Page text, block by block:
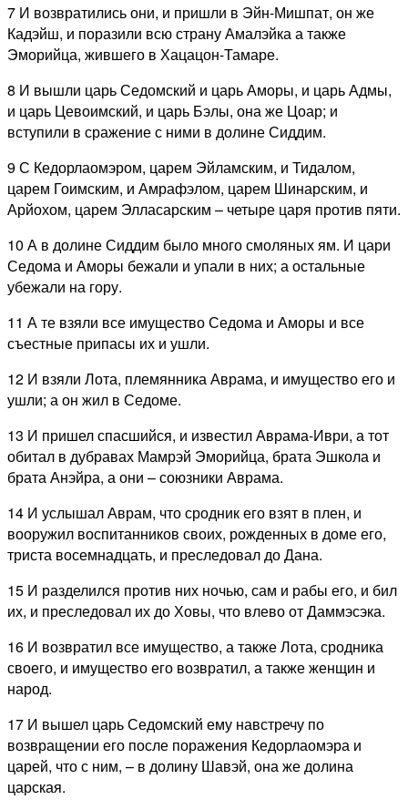
7 И возвратились они, и пришли в Эйн-Мишпат, он же
Кадэйш, и поразили всю страну Амалэйка а также
Эморийца, жившего в Хацацон-Тамаре.
8 И вышли царь Седомский и царь Аморы, и царь Адмы,
и царь Цевоимский, и царь Бэлы, она же Цоар; и
вступили в сражение с ними в долине Сиддим.
9 С Кедорлаомэром, царем Эйламским, и Тидалом,
царем Гоимским, и Амрафэлом, царем Шинарским, и
Арйохом, царем Элласарским – четыре царя против пяти.
10 А в долине Сиддим было много смоляных ям. И цари
Седома и Аморы бежали и упали в них; а остальные
убежали на гору.
11 А те взяли все имущество Седома и Аморы и все
съестные припасы их и ушли.
12 И взяли Лота, племянника Аврама, и имущество его и
ушли; а он жил в Седоме.
13 И пришел спасшийся, и известил Аврама-Иври, а тот
обитал в дубравах Мамрэй Эморийца, брата Эшкола и
брата Анэйра, а они – союзники Аврама.
14 И услышал Аврам, что сродник его взят в плен, и
вооружил воспитанников своих, рожденных в доме его,
триста восемнадцать, и преследовал до Дана.
15 И разделился против них ночью, сам и рабы его, и бил
их, и преследовал их до Ховы, что влево от Даммэсэка.
16 И возвратил все имущество, а также Лота, сродника
своего, и имущество его возвратил, а также женщин и
народ.
17 И вышел царь Седомский ему навстречу по
возвращении его после поражения Кедорлаомэра и
царей, что с ним, – в долину Шавэй, она же долина
царская.